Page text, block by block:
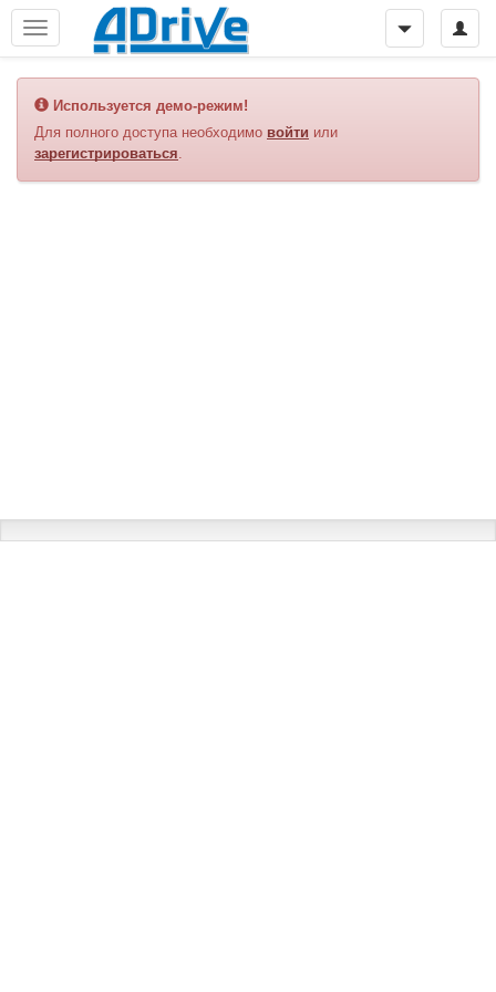
Используется демо-режим!
Для полного доступа необходимо войти или
зарегистрироваться.